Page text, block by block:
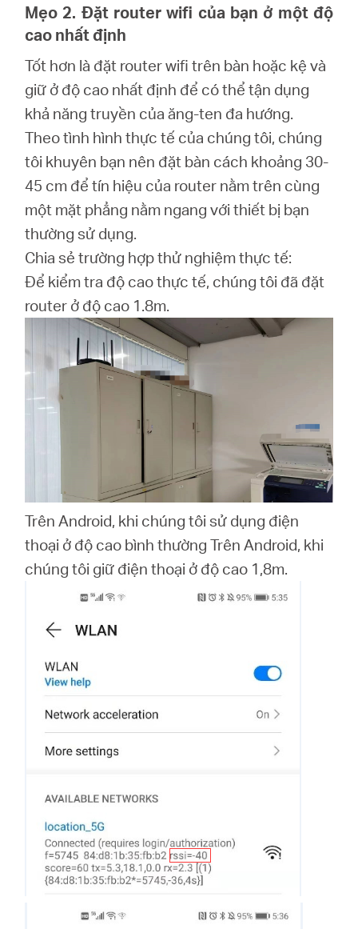
Mẹo 2. Đặt router wifi của bạn ở một độ
cao nhất định
Tốt hơn là đặt router wifi trên bàn hoặc kệ và
giữ ở độ cao nhất định để có thể tận dụng
khả năng truyền của ăng-ten đa hướng.
Theo tình hình thực tế của chúng tôi, chúng
tôi khuyên bạn nên đặt bàn cách khoảng 30-
45 cm để tín hiệu của router nằm trên cùng
một mặt phẳng nằm ngang với thiết bị bạn
thường sử dụng.
Chia sẻ trường hợp thử nghiệm thực tế:
Để kiểm tra độ cao thực tế, chúng tôi đã đặt
router ở độ cao 1.8m.
Trên Android, khi chúng tôi sử dụng điện
thoại ở độ cao bình thường Trên Android, khi
chúng tôi giữ điện thoại ở độ cao 1,8m.